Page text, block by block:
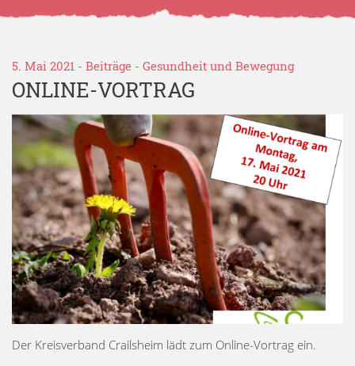
5. Mai 2021 - Beiträge - Gesundheit und Bewegung
ONLINE-VORTRAG
Der Kreisverband Crailsheim lädt zum Online-Vortrag ein.